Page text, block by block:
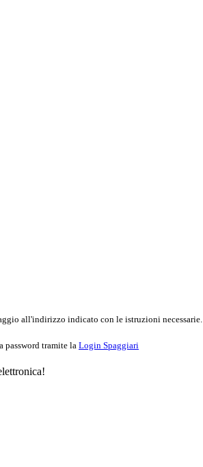
all'indirizzo indicato con le istruzioni necessarie.
password tramite la Login Spaggiari